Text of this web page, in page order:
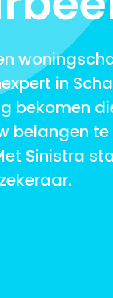
in
bekomen
belangen
Sinistra